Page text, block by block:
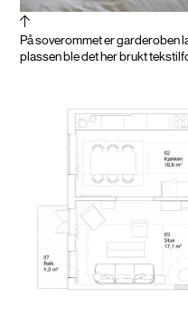
På soverommet er garderoben
plassen ble det her brukt